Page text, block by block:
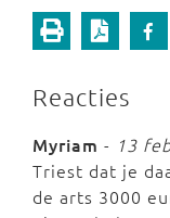
Reacties
Myriam - 13
Triest dat je
de arts 3000